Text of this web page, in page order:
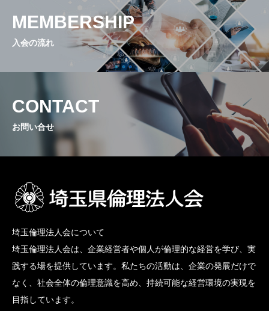
MEMBERSHIP
入会の流れ
CONTACT
お問い合せ
埼玉倫理法人会について
埼玉倫理法人会は、企業経営者や個人が倫理的な経営を学び、実
践する場を提供しています。私たちの活動は、企業の発展だけで
なく、社会全体の倫理意識を高め、持続可能な経営環境の実現を
目指しています。